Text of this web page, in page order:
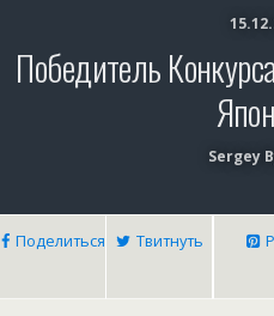
Победитель
Sergey
Поделиться Твитнуть